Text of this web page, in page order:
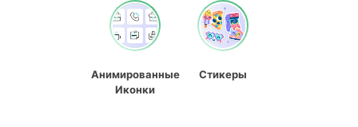
Анимированные
Иконки
Стикеры